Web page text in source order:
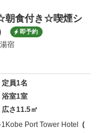
朝食付き☆喫煙シ
即予約
宿
定員1名
浴室1室
広さ11.5㎡
Kobe Port Tower Hotel